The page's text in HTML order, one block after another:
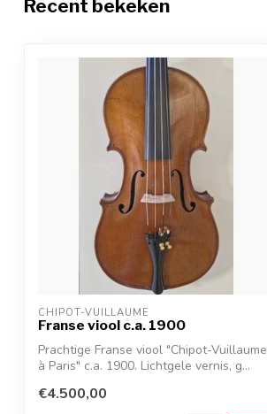
Recent bekeken
CHIPOT-VUILLAUME
Franse viool c.a. 1900
Prachtige Franse viool "Chipot-Vuillaume
à Paris" c.a. 1900. Lichtgele vernis, g...
€4.500,00